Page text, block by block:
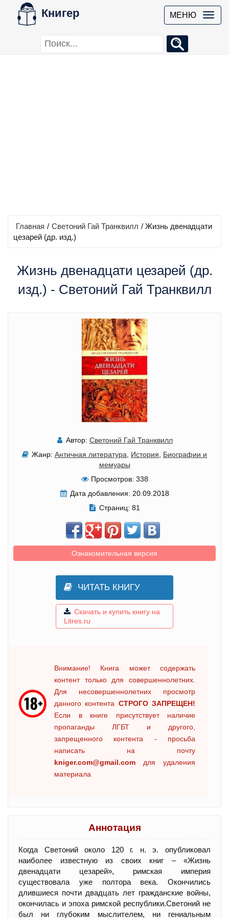
Книгер МЕНЮ
Главная / Светоний Гай Транквилл / Жизнь двенадцати
цезарей (др. изд.)
Жизнь двенадцати цезарей (др.
изд.) - Светоний Гай Транквилл
Автор: Светоний Гай Транквилл
Жанр: Античная литература, История, Биографии и
мемуары
Просмотров: 338
Дата добавления: 20.09.2018
Страниц: 81
Ознакомительная версия
ЧИТАТЬ КНИГУ
Скачать и купить книгу на
Litres.ru
Внимание! Книга может содержать
контент только для совершеннолетних.
Для несовершеннолетних просмотр
данного контента СТРОГО ЗАПРЕЩЕН!
Если в книге присутствует наличие
пропаганды ЛГБТ и другого,
запрещенного контента - просьба
написать на почту
kniger.com@gmail.com для удаления
материала
Аннотация
Когда Светоний около 120 г. н. э. опубликовал
наиболее известную из своих книг – «Жизнь
двенадцати цезарей», римская империя
существовала уже полтора века. Окончились
длившиеся почти двадцать лет гражданские войны,
окончилась и эпоха римской республики.Светоний не
был ни глубоким мыслителем, ни гениальным